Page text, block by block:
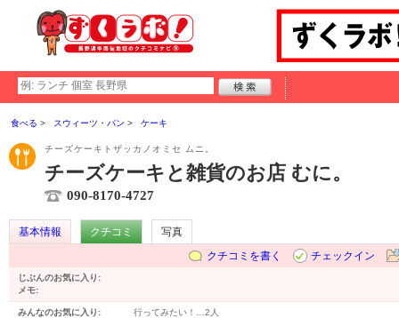
食べる スウィーツ・パン ケーキ
チーズケーキトザッカノオミセ ムニ。
チーズケーキと雑貨のお店 むに。
090-8170-4727
基本情報 クチコミ
写真
クチコミを書く
チェックイン
じぶんのお気に入り:
メモ:
みんなのお気に入り: 行ってみたい！… 2人